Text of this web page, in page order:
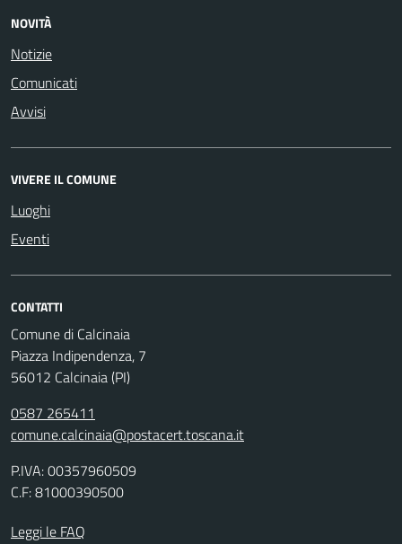
NOVITÀ
Notizie
Comunicati
Avvisi
VIVERE IL COMUNE
Luoghi
Eventi
CONTATTI
Comune di Calcinaia
Piazza Indipendenza, 7
56012 Calcinaia (PI)
0587 265411
comune.calcinaia@postacert.toscana.it
P.IVA: 00357960509
C.F: 81000390500
Leggi le FAQ